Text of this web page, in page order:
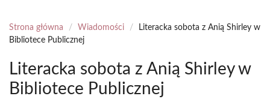
Strona główna / Wiadomości /
Literacka sobota z Anią Shirley w
Bibliotece Publicznej
Literacka sobota z Anią Shirley w
Bibliotece Publicznej